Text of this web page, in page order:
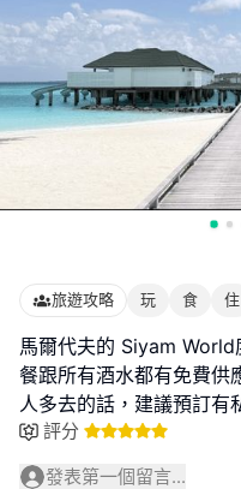
旅遊攻略 玩 食 住
馬爾代夫的 Siyam
餐跟所有酒水都有免費供
人多去的話，建議預訂有
評分
發表第一個留言...